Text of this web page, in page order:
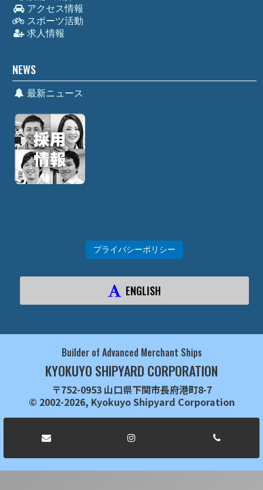
アクセス情報
スポーツ活動
求人情報
NEWS
最新ニュース
プライバシーポリシー
ENGLISH
Builder of Advanced Merchant Ships
KYOKUYO SHIPYARD CORPORATION
〒752-0953 山口県下関市長府港町8-7
© 2002-2026, Kyokuyo Shipyard Corporation